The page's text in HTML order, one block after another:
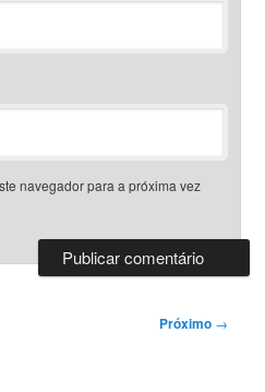
navegador para a próxima vez
Próximo →